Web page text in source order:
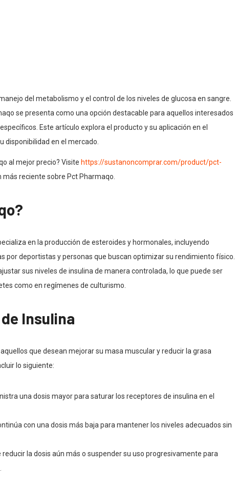
del metabolismo y el control de los niveles de glucosa en sangre.
se presenta como una opción destacable para aquellos interesados
Este artículo explora el producto y su aplicación en el
disponibilidad en el mercado.
al mejor precio? Visite https://sustanoncomprar.com/product/pct-
reciente sobre Pct Pharmaqo.
en la producción de esteroides y hormonales, incluyendo
por deportistas y personas que buscan optimizar su rendimiento físico.
sus niveles de insulina de manera controlada, lo que puede ser
como en regímenes de culturismo.
Insulina
que desean mejorar su masa muscular y reducir la grasa
lo siguiente:
una dosis mayor para saturar los receptores de insulina en el
con una dosis más baja para mantener los niveles adecuados sin
reducir la dosis aún más o suspender su uso progresivamente para